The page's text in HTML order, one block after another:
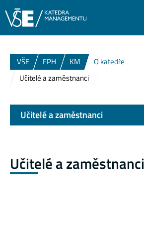
VŠE FPH KM
O katedře
Učitelé a zaměstnanci
Učitelé a zaměstnanci
Učitelé a zaměstnanci